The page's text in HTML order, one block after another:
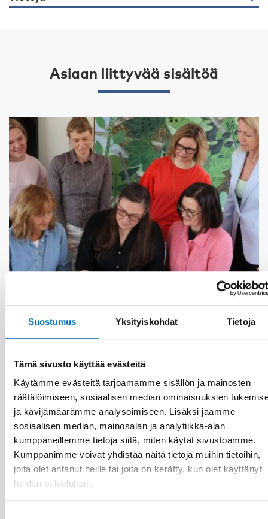
Suostumus Yksityiskohdat Tietoja
Tämä sivusto käyttää evästeitä
Käytämme evästeitä tarjoamamme sisällön ja mainosten
räätälöimiseen, sosiaalisen median ominaisuuksien
ja kävijämäärämme analysoimiseen. Lisäksi jaamme
sosiaalisen median, mainosalan ja analytiikka-alan
kumppaneillemme tietoja siitä, miten käytät sivustoamme.
Kumppanimme voivat yhdistää näitä tietoja muihin tietoihin,
joita olet antanut heille tai joita on kerätty, kun olet käyttänyt
heidän palvelujaan.
Asiaan liittyvää sisältöä
LAPSET & NUORET
13 kesä 2026